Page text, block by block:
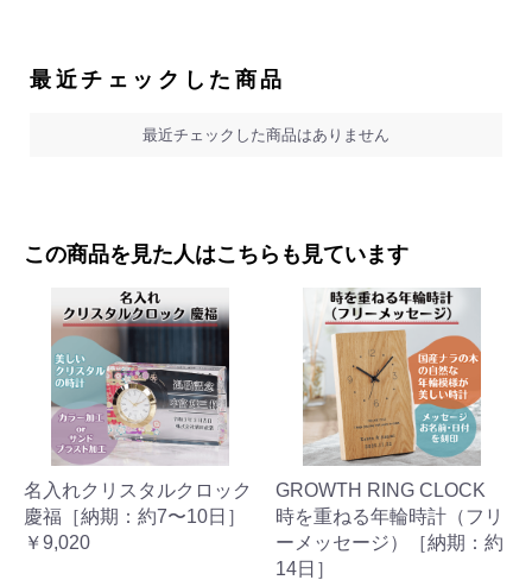
最近チェックした商品
最近チェックした商品はありません
名入れクリスタルクロック
慶福［納期：約7〜10日］
￥9,020
GROWTH RING CLOCK
時を重ねる年輪時計（フリ
ーメッセージ）［納期：約
14日］